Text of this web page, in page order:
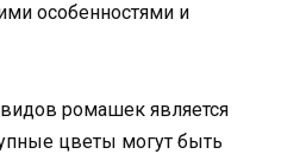
особенностями и
ромашек является
цветы могут быть